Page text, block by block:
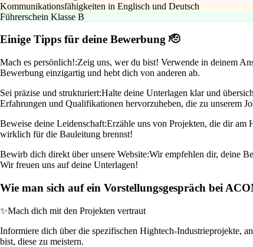
Kommunikationsfähigkeiten in Englisch und Deutsch
Führerschein Klasse B
Einige Tipps für deine Bewerbung 🫡
Mach es persönlich!:Zeig uns, wer du bist! Verwende in deinem
Bewerbung einzigartig und hebt dich von anderen ab.
Sei präzise und strukturiert:Halte deine Unterlagen klar und
Erfahrungen und Qualifikationen hervorzuheben, die zu unserem
Beweise deine Leidenschaft:Erzähle uns von Projekten, die dir am
wirklich für die Bauleitung brennst!
Bewirb dich direkt über unsere Website:Wir empfehlen dir, deine
Wir freuen uns auf deine Unterlagen!
Wie man sich auf ein Vorstellungsgespräch bei
✨Mach dich mit den Projekten vertraut
Informiere dich über die spezifischen Hightech-Industrieprojekte,
bist, diese zu meistern.